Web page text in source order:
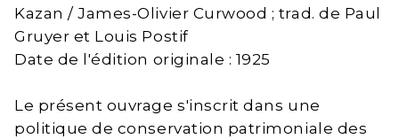
Kazan / James-Olivier Curwood ; trad. de Paul
Gruyer et Louis Postif
Date de l'édition originale : 1925
Le présent ouvrage s'inscrit dans une
politique de conservation patrimoniale des